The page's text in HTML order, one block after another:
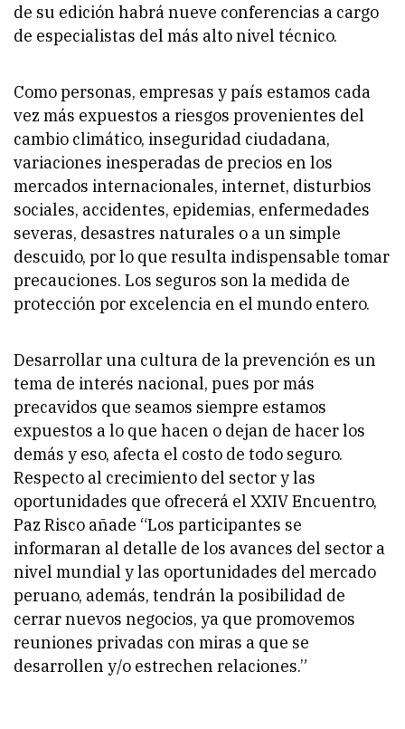
de su edición habrá nueve conferencias a cargo
de especialistas del más alto nivel técnico.
Como personas, empresas y país estamos cada
vez más expuestos a riesgos provenientes del
cambio climático, inseguridad ciudadana,
variaciones inesperadas de precios en los
mercados internacionales, internet, disturbios
sociales, accidentes, epidemias, enfermedades
severas, desastres naturales o a un simple
descuido, por lo que resulta indispensable tomar
precauciones. Los seguros son la medida de
protección por excelencia en el mundo entero.
Desarrollar una cultura de la prevención es un
tema de interés nacional, pues por más
precavidos que seamos siempre estamos
expuestos a lo que hacen o dejan de hacer los
demás y eso, afecta el costo de todo seguro.
Respecto al crecimiento del sector y las
oportunidades que ofrecerá el XXIV Encuentro,
Paz Risco añade “Los participantes se
informaran al detalle de los avances del sector a
nivel mundial y las oportunidades del mercado
peruano, además, tendrán la posibilidad de
cerrar nuevos negocios, ya que promovemos
reuniones privadas con miras a que se
desarrollen y/o estrechen relaciones.”